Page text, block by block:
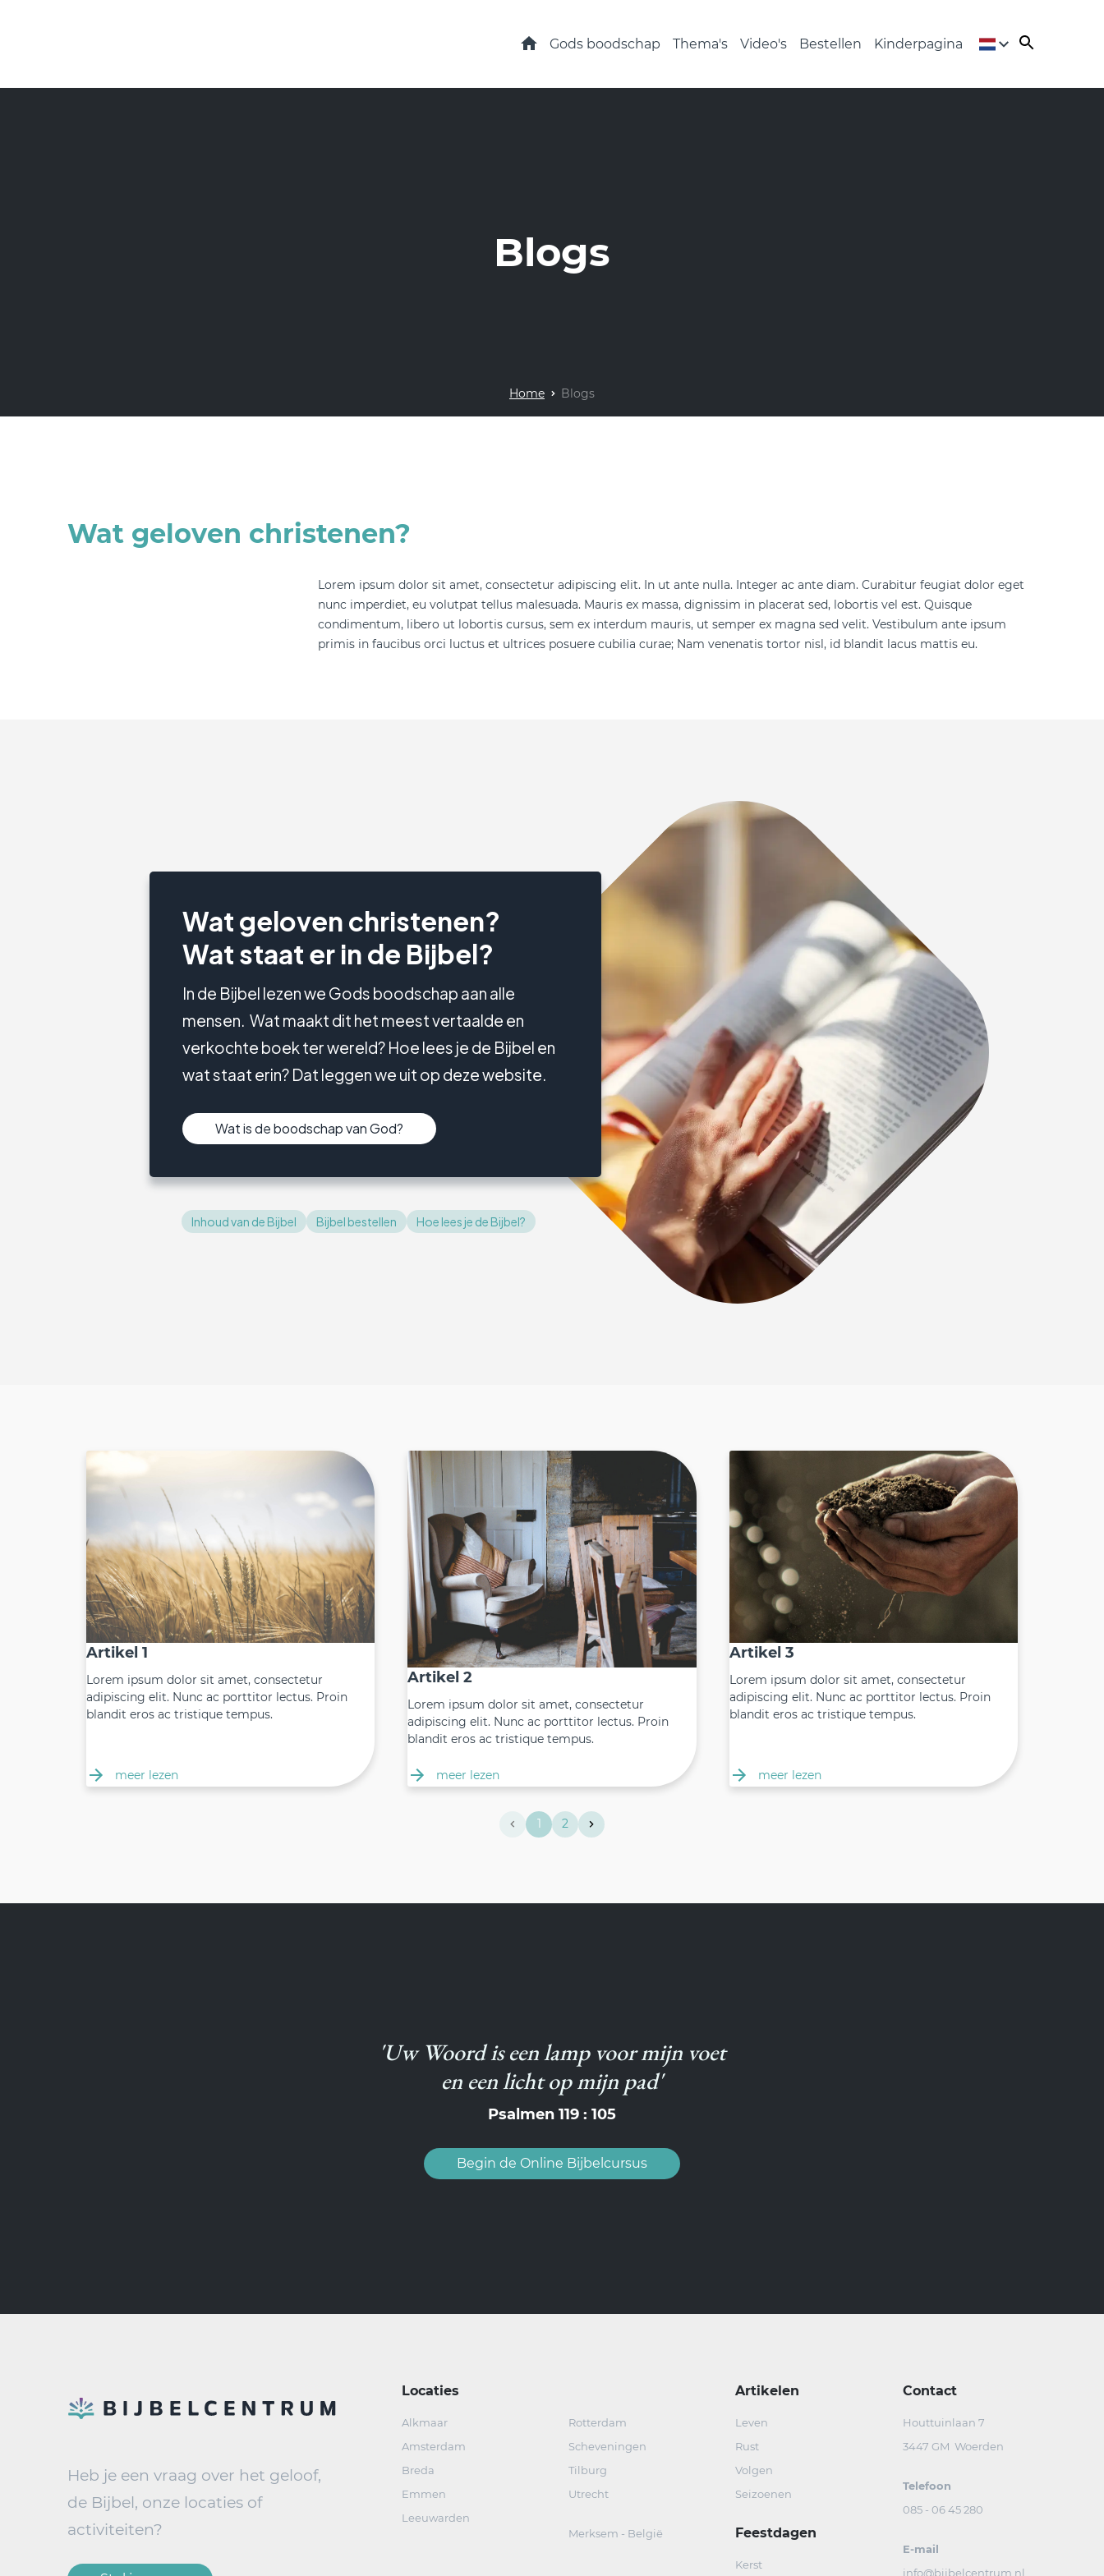
HomeGods boodschap Thema's Video's Bestellen Kinderpagina
Blogs
Home Blogs
Wat geloven christenen?
Lorem ipsum dolor sit amet, consectetur adipiscing elit. In ut ante nulla. Integer ac ante diam. Curabitur feugiat dolor eget
nunc imperdiet, eu volutpat tellus malesuada. Mauris ex massa, dignissim in placerat sed, lobortis vel est. Quisque
condimentum, libero ut lobortis cursus, sem ex interdum mauris, ut semper ex magna sed velit. Vestibulum ante ipsum
primis in faucibus orci luctus et ultrices posuere cubilia curae; Nam venenatis tortor nisl, id blandit lacus mattis eu.
Wat geloven christenen?
Wat staat er in de Bijbel?
In de Bijbel lezen we Gods boodschap aan alle
mensen. Wat maakt dit het meest vertaalde en
verkochte boek ter wereld? Hoe lees je de Bijbel en
wat staat erin? Dat leggen we uit op deze website.
Wat is de boodschap van God?
Inhoud van de Bijbel Bijbel bestellen Hoe lees je de Bijbel?
Artikel 1
Lorem ipsum dolor sit amet, consectetur
adipiscing elit. Nunc ac porttitor lectus. Proin
blandit eros ac tristique tempus.
meer lezen
Artikel 2
Lorem ipsum dolor sit amet, consectetur
adipiscing elit. Nunc ac porttitor lectus. Proin
blandit eros ac tristique tempus.
meer lezen
Artikel 3
Lorem ipsum dolor sit amet, consectetur
adipiscing elit. Nunc ac porttitor lectus. Proin
blandit eros ac tristique tempus.
meer lezen
1 2
'Uw Woord is een lamp voor mijn voet
en een licht op mijn pad'
Psalmen 119 : 105
Begin de Online Bijbelcursus
Heb je een vraag over het geloof,
de Bijbel, onze locaties of
activiteiten?
Locaties
Alkmaar
Amsterdam
Breda
Emmen
Leeuwarden
Rotterdam
Scheveningen
Tilburg
Utrecht
Merksem - België
Artikelen
Leven
Rust
Volgen
Seizoenen
Feestdagen
Kerst
Contact
Houttuinlaan 7
3447 GM Woerden
Telefoon
085 - 06 45 280
E-mail
info@bijbelcentrum.nl